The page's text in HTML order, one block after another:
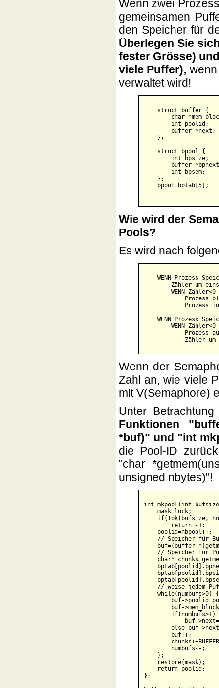
Wenn zwei
gemeinsamen
den Speicher für
Überlegen Sie
fester Grösse)
viele Puffer),
verwaltet wird!
    struct buffer {
char
int poolid;
buffer *next;
    };
    struct bpool {
int bpsize;
buffer
int bpsem;
    };
    bpool bptab[5];
Wie wird der
Pools?
Es wird nach
WENN Prozess
Zähler um
WENN Zähler<0
Prozess
Prozess
WENN Prozess
WENN Zähler<0
Prozess
Wenn der
Zahl an, wie viele
mit V(Semaphore)
Unter
Funktionen
*buf)" und "int
die Pool-ID
"char
unsigned nbytes)"!
int mkpool(int
mask=lock;
if(!ok(bufsize,
return
poolid=nbpool++;
// Speicher für
buf=(buffer
// Speicher für
char*
// weise jedem
    while(numbufs>0) {
buf-
buf-
        if(numbufs>1)
buf-
else buf-
buf++;
        numbufs--;
    };
restore(mask);
    return poolid;
};